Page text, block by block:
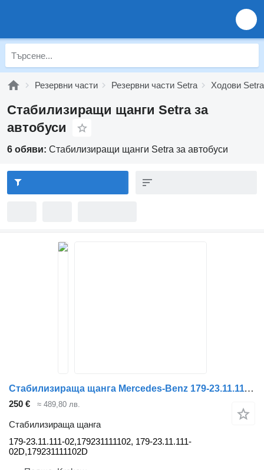
Резервни части Резервни части Setra Ходови Setra
Стабилизиращи щанги Setra за
автобуси
6 обяви: Стабилизиращи щанги Setra за автобуси
Стабилизираща щанга Mercedes-Benz 179-23.11.111-02 за автобус Setra Setra 315 UL GTHD
250 € ≈ 489,80 лв.
Стабилизираща щанга
179-23.11.111-02,179231111102, 179-23.11.111-
02D,179231111102D